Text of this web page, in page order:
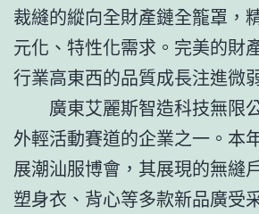
裁縫的縱向全財產鏈全籠罩，
元化、特性化需求。完美的財
行業高東西的品質成長注進微
廣東艾麗斯智造科技無限
外輕活動賽道的企業之一。本
展潮汕服博會，其展現的無縫
塑身衣、背心等多款新品廣受